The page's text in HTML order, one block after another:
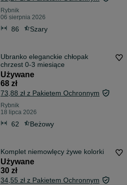
Rybnik
06 sierpnia 2026
86 Szary
Ubranko eleganckie chłopak
chrzest 0-3 miesiące
Używane
68 zł
73,88 zł z Pakietem Ochronnym
Rybnik
18 lipca 2026
62 Beżowy
Komplet niemowlęcy żywe kolorki
Używane
30 zł
34,55 zł z Pakietem Ochronnym